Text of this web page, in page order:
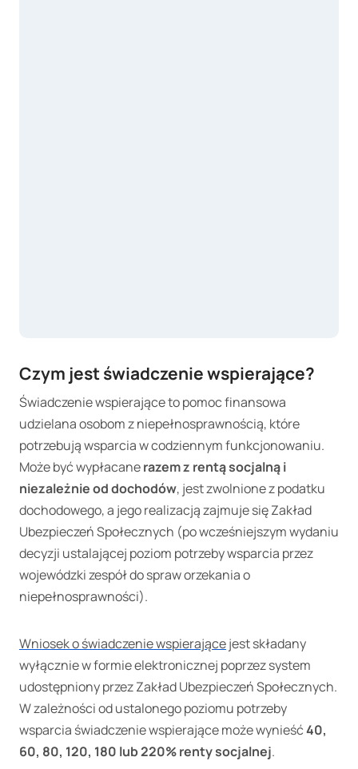
Czym jest świadczenie wspierające?
Świadczenie wspierające to pomoc finansowa
udzielana osobom z niepełnosprawnością, które
potrzebują wsparcia w codziennym funkcjonowaniu.
Może być wypłacanerazem z rentą socjalną i
niezależnie od dochodów, jest zwolnione z podatku
dochodowego, a jego realizacją zajmuje się Zakład
Ubezpieczeń Społecznych (po wcześniejszym wydaniu
decyzji ustalającej poziom potrzeby wsparcia przez
wojewódzki zespół do spraw orzekania o
niepełnosprawności).
Wniosek o świadczenie wspierającejest składany
wyłącznie w formie elektronicznej poprzez system
udostępniony przez Zakład Ubezpieczeń Społecznych.
W zależności od ustalonego poziomu potrzeby
wsparcia świadczenie wspierające może wynieść40,
60, 80, 120, 180 lub 220% renty socjalnej.